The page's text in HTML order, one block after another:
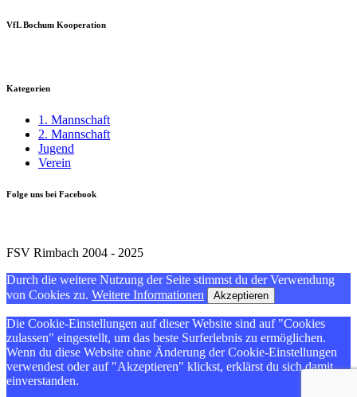
VfL Bochum Kooperation
Kategorien
1. Mannschaft
2. Mannschaft
Jugend
Verein
Folge uns bei Facebook
FSV Rimbach 2004 - 2025
Durch die weitere Nutzung der Seite stimmst du der Verwendung
von Cookies zu. Weitere Informationen Akzeptieren
Die Cookie-Einstellungen auf dieser Website sind auf "Cookies
zulassen" eingestellt, um das beste Surferlebnis zu ermöglichen.
Wenn du diese Website ohne Änderung der Cookie-Einstellungen
verwendest oder auf "Akzeptieren" klickst, erklärst du sich damit
einverstanden.